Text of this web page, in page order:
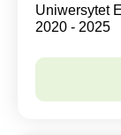
Uniwersytet
2020 - 2025